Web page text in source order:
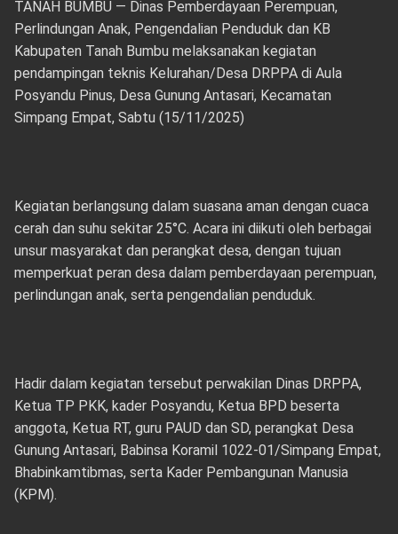
TANAH BUMBU — Dinas Pemberdayaan Perempuan,
Perlindungan Anak, Pengendalian Penduduk dan KB
Kabupaten Tanah Bumbu melaksanakan kegiatan
pendampingan teknis Kelurahan/Desa DRPPA di Aula
Posyandu Pinus, Desa Gunung Antasari, Kecamatan
Simpang Empat, Sabtu (15/11/2025)
Kegiatan berlangsung dalam suasana aman dengan cuaca
cerah dan suhu sekitar 25°C. Acara ini diikuti oleh berbagai
unsur masyarakat dan perangkat desa, dengan tujuan
memperkuat peran desa dalam pemberdayaan perempuan,
perlindungan anak, serta pengendalian penduduk.
Hadir dalam kegiatan tersebut perwakilan Dinas DRPPA,
Ketua TP PKK, kader Posyandu, Ketua BPD beserta
anggota, Ketua RT, guru PAUD dan SD, perangkat Desa
Gunung Antasari, Babinsa Koramil 1022-01/Simpang Empat,
Bhabinkamtibmas, serta Kader Pembangunan Manusia
(KPM).